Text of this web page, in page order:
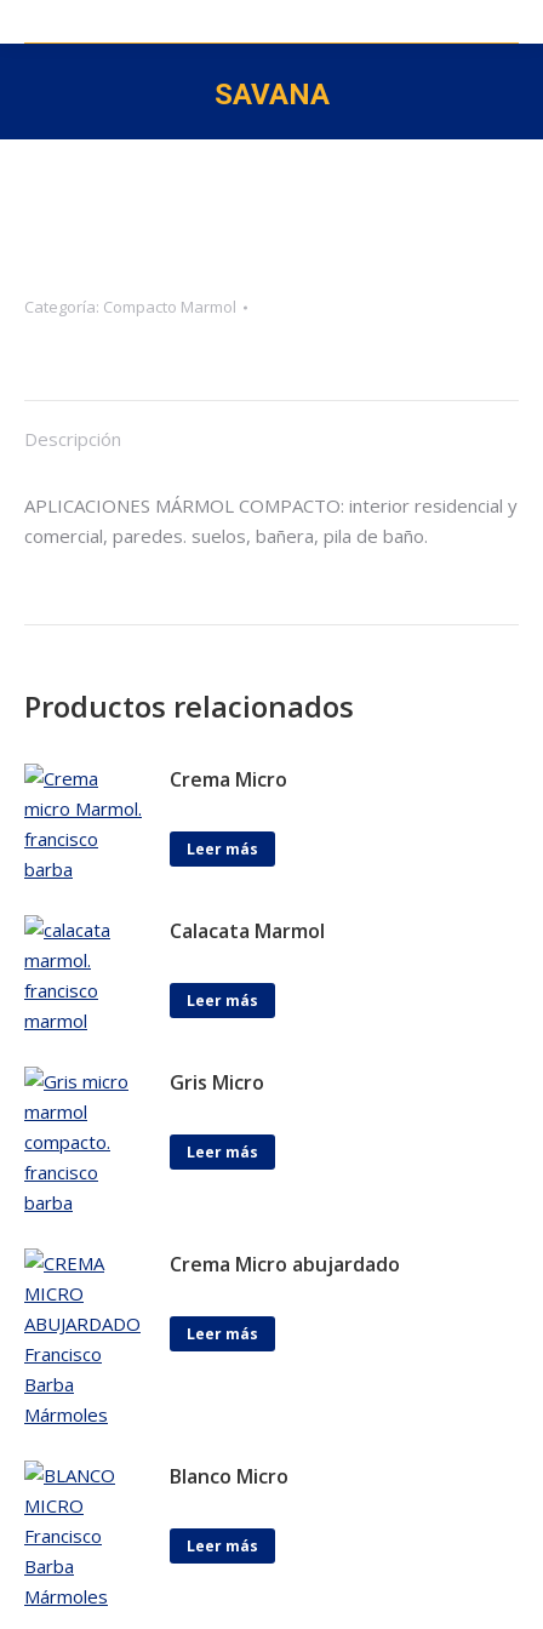
SAVANA
Categoría: Compacto Marmol
Descripción
APLICACIONES MÁRMOL COMPACTO: interior residencial y
comercial, paredes. suelos, bañera, pila de baño.
Productos relacionados
Crema Micro
Leer más
Calacata Marmol
Leer más
Gris Micro
Leer más
Crema Micro abujardado
Leer más
Blanco Micro
Leer más